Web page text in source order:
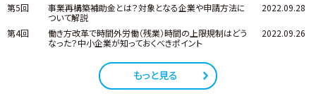
第5回
事業再構築補助金とは？対象となる企業や申請方法に
ついて解説
2022.09.28
第4回
働き方改革で時間外労働（残業）時間の上限規制はどう
なった？中小企業が知っておくべきポイント
2022.09.26
もっと見る